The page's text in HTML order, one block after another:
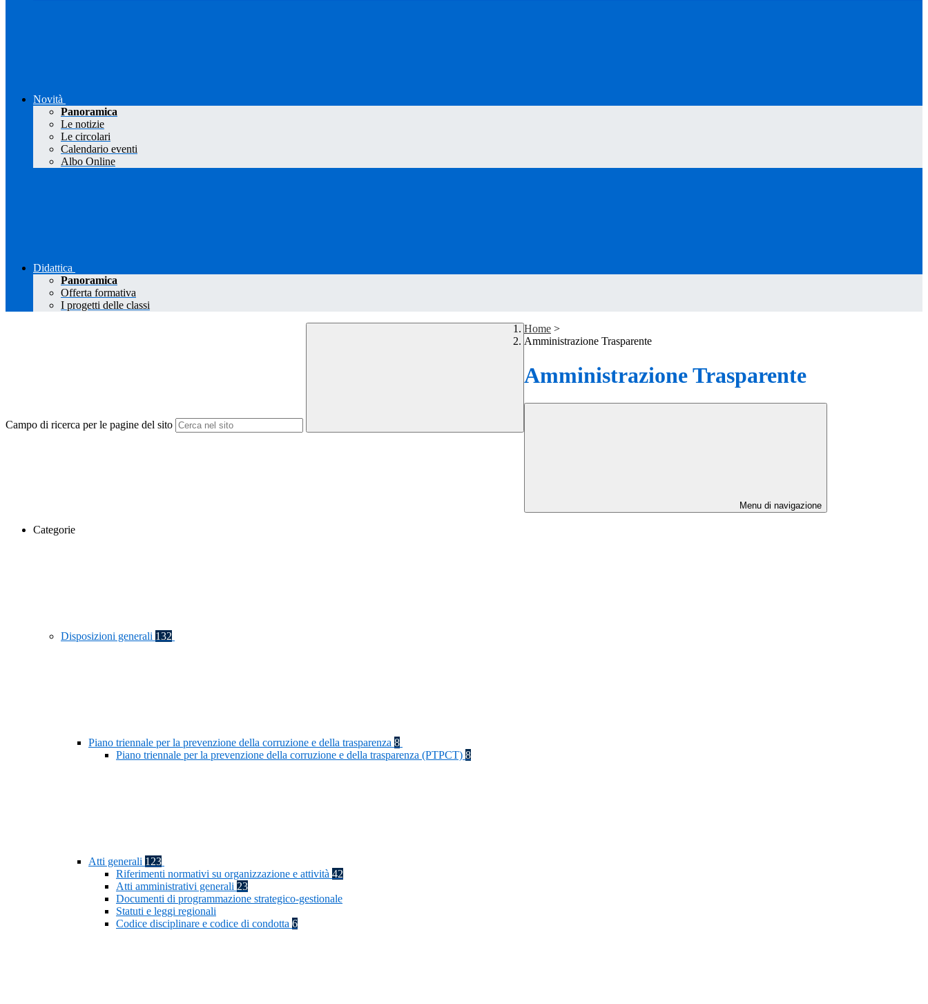
Novità
Panoramica
Le notizie
Le circolari
Calendario eventi
Albo Online
Didattica
Panoramica
Offerta formativa
I progetti delle classi
Campo di ricerca per le pagine del sito
Home >
Amministrazione Trasparente
Amministrazione Trasparente
Menu di navigazione
Categorie
Disposizioni generali 132
Piano triennale per la prevenzione della corruzione e della trasparenza 8
Piano triennale per la prevenzione della corruzione e della trasparenza (PTPCT) 8
Atti generali 123
Riferimenti normativi su organizzazione e attività 42
Atti amministrativi generali 23
Documenti di programmazione strategico-gestionale
Statuti e leggi regionali
Codice disciplinare e codice di condotta 6